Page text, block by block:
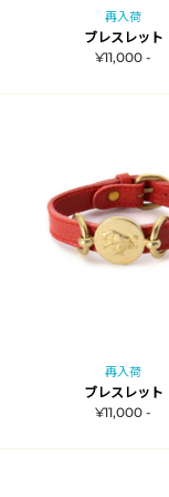
再入荷
ブレスレット
¥11,000 -
再入荷
ブレスレット
¥11,000 -